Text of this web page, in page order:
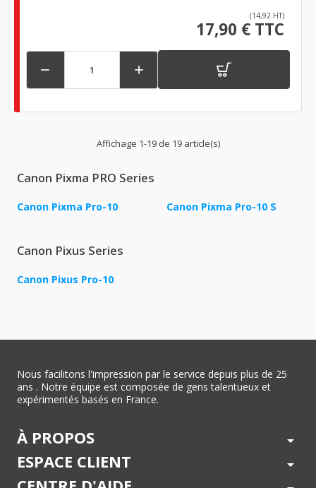
(14,92 HT)
17,90 € TTC
 
Affichage 1-19 de 19 article(s)
Canon Pixma PRO Series
Canon Pixma Pro-10 Canon Pixma Pro-10 S
Canon Pixus Series
Canon Pixus Pro-10
Nous facilitons l'impression par le service depuis plus de 25
ans . Notre équipe est composée de gens talentueux et
expérimentés basés en France.
À PROPOS arrow_drop_down
ESPACE CLIENT arrow_drop_down